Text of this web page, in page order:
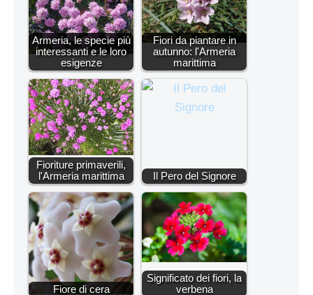
Armeria, le specie più
interessanti e le loro
esigenze
Fiori da piantare in
autunno: l'Armeria
marittima
Fioriture primaverili,
l'Armeria marittima
Il Pero del Signore
Fiore di cera
Significato dei fiori, la
verbena